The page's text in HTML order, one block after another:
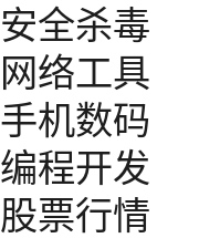
安全杀毒
网络工具
手机数码
编程开发
股票行情